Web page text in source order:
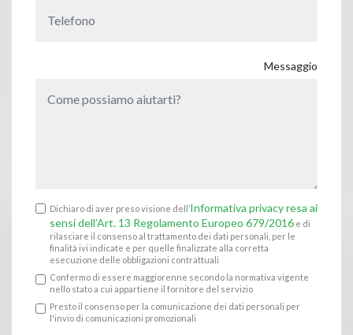
Messaggio
Dichiaro di aver preso visione dell’Informativa privacy resa ai
sensi dell’Art. 13 Regolamento Europeo 679/2016e di
rilasciare il consenso al trattamento dei dati personali, per le
finalità ivi indicate e per quelle finalizzate alla corretta
esecuzione delle obbligazioni contrattuali
Confermo di essere maggiorenne secondo la normativa vigente
nello stato a cui appartiene il fornitore del servizio
Presto il consenso per la comunicazione dei dati personali per
l'invio di comunicazioni promozionali